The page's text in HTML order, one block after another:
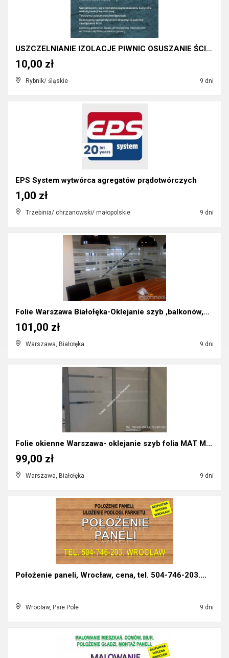
USZCZELNIANIE IZOLACJE PIWNIC OSUSZANIE ŚCIAN
Rybnik/ śląskie 9 dni
10,00 zł
EPS System wytwórca agregatów prądotwórczych
Trzebinia/ chrzanowski/ małopolskie 9 dni
1,00 zł
Folie Warszawa Białołęka-Oklejanie szyb ,balkonów,...
Warszawa, Białołęka 9 dni
101,00 zł
Folie okienne Warszawa- oklejanie szyb folia MAT M...
Warszawa, Białołęka 9 dni
99,00 zł
Położenie paneli, Wrocław, cena, tel. 504-746-203....
Wrocław, Psie Pole 9 dni